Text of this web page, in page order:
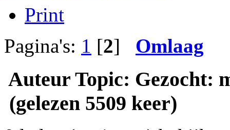
Print
Pagina's: 1 [2] Omlaag
Auteur Topic: Gezocht:
(gelezen 5509 keer)